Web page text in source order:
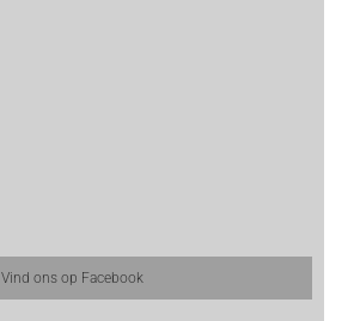
Vind ons op Facebook